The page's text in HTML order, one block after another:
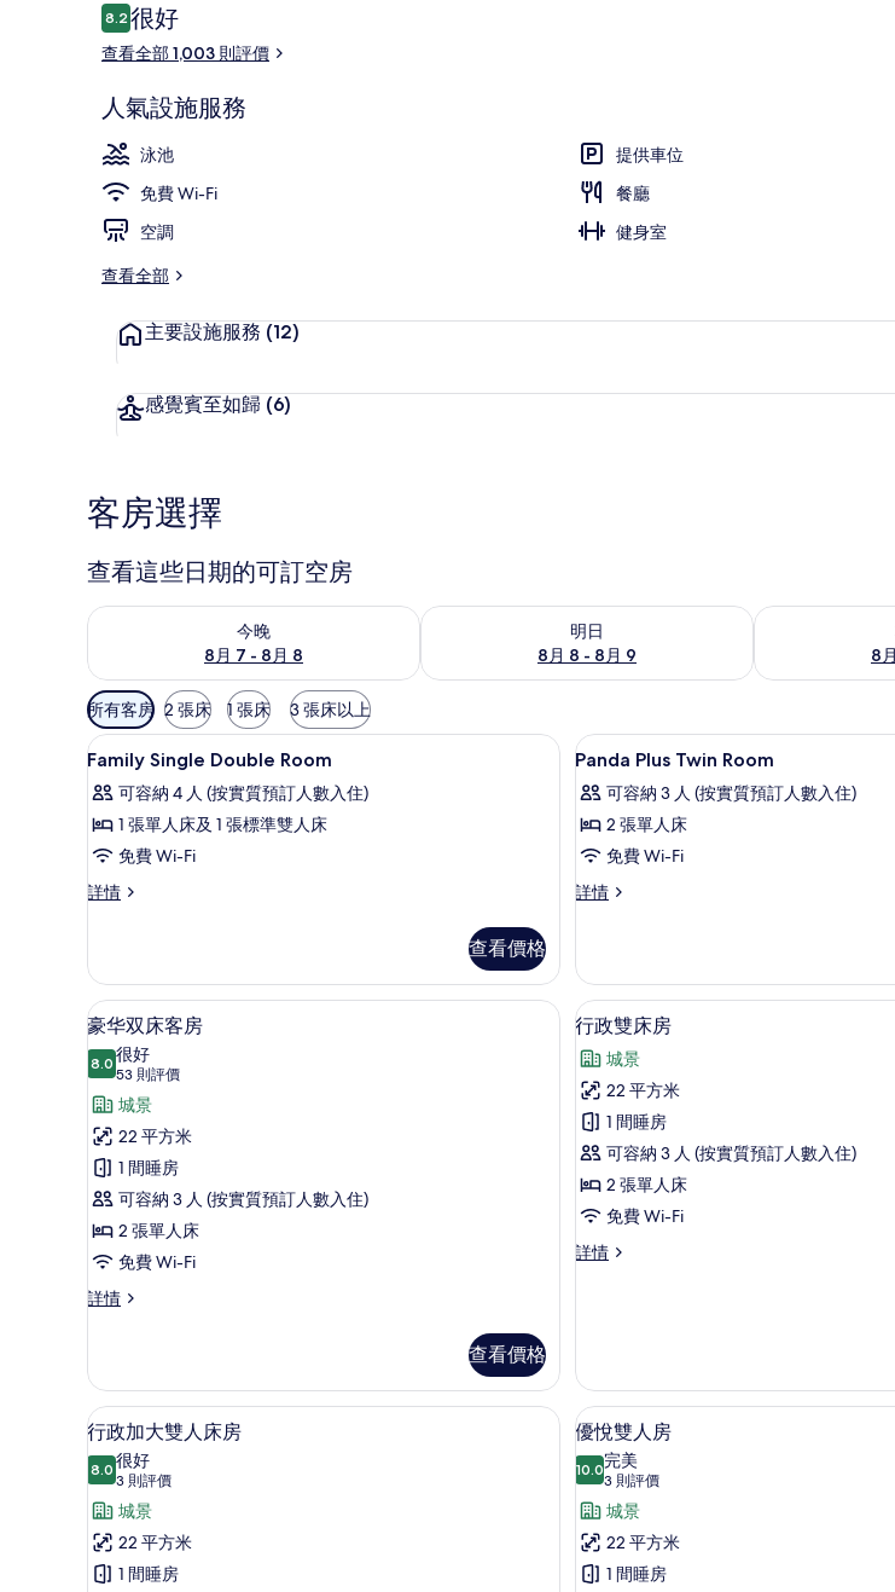
評
價
8.28.2 分，滿分 10 分，
很好
查看全部 1,003 則評價
人氣設施服務
泳池
提供車位
免費 Wi-Fi
餐廳
空調
健身室
查看全部
主要設施服務 (12)
感覺賓至如歸 (6)
客房選擇
查看這些日期的可訂空房
今晚
8月 7 - 8月 8
查看今晚 8月 7 - 8月 8的可訂空房
明日
8月 8 - 8月 9
查看明日 8月 8 - 8月 9的可訂空房
8
查看本週末 8月
可
用
嘅
客
房
篩
選
條
所有客房 2 張床 1 張床 3 張床以上
載
入
所
有
Family
Single
的
相
片
房內夾萬、書桌、遮光窗簾/窗簾、熨斗/熨衫板
18
Family Single Double Room
可容納 4 人 (按實質預訂人數入住)
1 張單人床及 1 張標準雙人床
免費 Wi-Fi
詳情
Family
詳
情
查看價格
載
入
所
有
Panda
Plus
的
相
片
房內夾萬
9
Panda Plus Twin Room
可容納 3 人 (按實質預訂人數入住)
2 張單人床
免費 Wi-Fi
詳情
Panda
詳
情
載
入
所
有
豪
华
双
床
客
房
片
豪华双床客房 | 房內夾萬、書桌、遮光窗簾/窗簾、熨斗/熨衫板
4
豪华双床客房
8.08.0 分，滿分 10 分
很好
53 則評價
(53
則
評
價)
城景
22 平方米
1 間睡房
可容納 3 人 (按實質預訂人數入住)
2 張單人床
免費 Wi-Fi
詳情
豪
客
房
詳
情
查看價格
載
入
所
有
行
政
雙
房
行政雙床
2
行政雙床房
城景
22 平方米
1 間睡房
可容納 3 人 (按實質預訂人數入住)
2 張單人床
免費 Wi-Fi
詳情
行
情
載
入
所
有
行
政
行政加大雙人床房 | 房內夾萬、書桌、遮光窗簾/窗簾、熨斗/熨衫板
4
行政加大雙人床房
8.08.0 分，滿分 10 分
很好
3 則評價
(3
則
評
價)
城景
22 平方米
1 間睡房
載
入
所
有
優
悅
優悅雙人
3
優悅雙人房
10.010.0 分，滿分 10 分
完美
3 則評價
(3
則
評
價)
城景
22 平方米
1 間睡房